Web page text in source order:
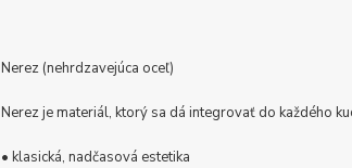
Nerez (nehrdzavejúca oceľ)
Nerez je materiál, ktorý sa dá integrovať do každého
• klasická, nadčasová estetika